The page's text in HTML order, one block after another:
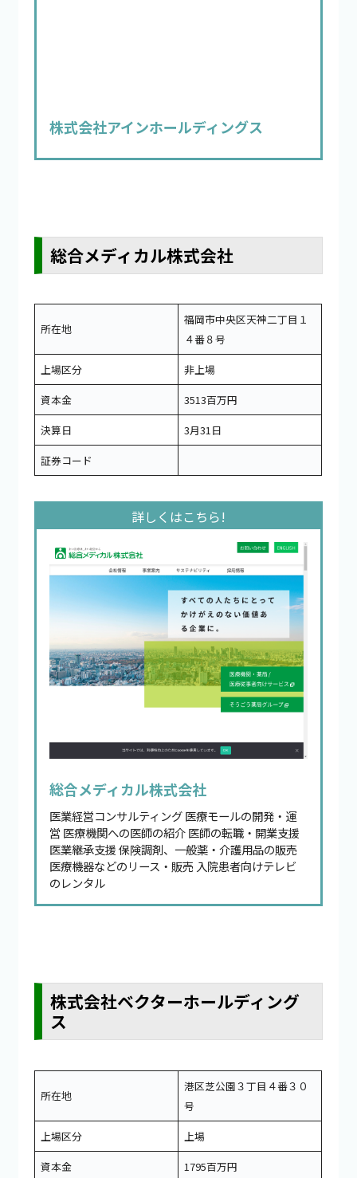
株式会社アインホールディングス
総合メディカル株式会社
所在地
福岡市中央区天神二丁目１
４番８号
上場区分
非上場
資本金
3513百万円
決算日
3月31日
証券コード
総合メディカル株式会社
医業経営コンサルティング 医療モールの開発・運
営 医療機関への医師の紹介 医師の転職・開業支援
医業継承支援 保険調剤、一般薬・介護用品の販売
医療機器などのリース・販売 入院患者向けテレビ
のレンタル
株式会社ベクターホールディング
ス
所在地
港区芝公園３丁目４番３０
号
上場区分
上場
資本金
1795百万円